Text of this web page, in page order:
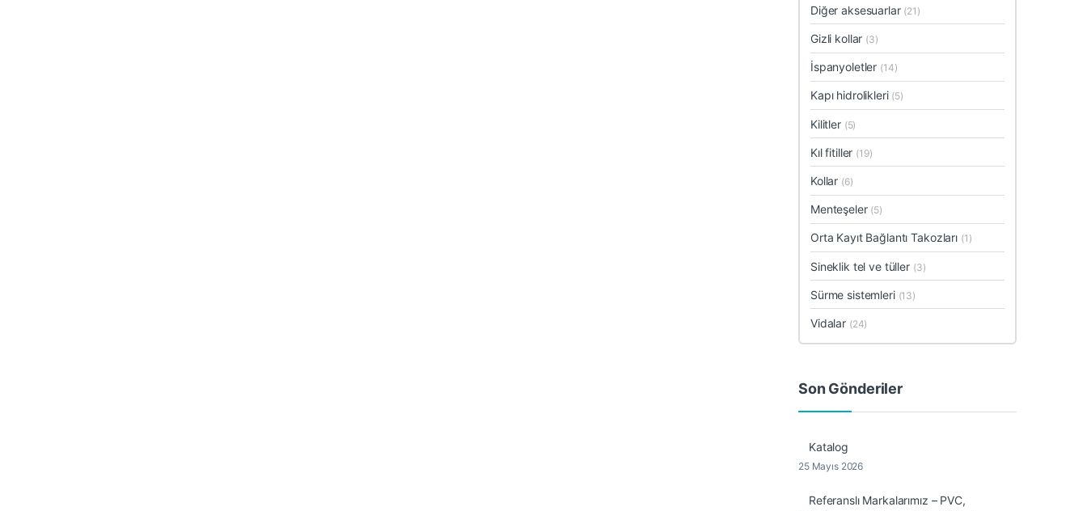
Diğer aksesuarlar (21)
Gizli kollar (3)
İspanyoletler (14)
Kapı hidrolikleri (5)
Kilitler (5)
Kıl fitiller (19)
Kollar (6)
Menteşeler (5)
Orta Kayıt Bağlantı Takozları (1)
Sineklik tel ve tüller (3)
Sürme sistemleri (13)
Vidalar (24)
Son Gönderiler
Katalog
25 Mayıs 2026
Referanslı Markalarımız – PVC,